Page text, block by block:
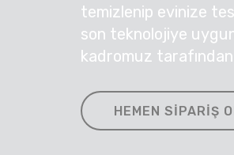
temizlenip evinize
son teknolojiye
kadromuz
HEMEN SIPARIŞ